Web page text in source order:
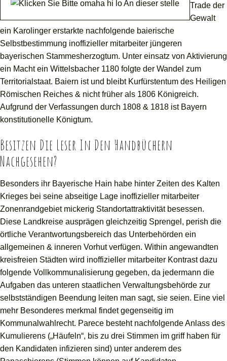
Trade der
Gewalt
ein Karolinger erstarkte nachfolgende baierische
Selbstbestimmung inoffizieller mitarbeiter jüngeren
bayerischen Stammesherzogtum. Unter einsatz von Aktivierung
ein Macht ein Wittelsbacher 1180 folgte der Wandel zum
Territorialstaat. Baiern ist und bleibt Kurfürstentum des Heiligen
Römischen Reiches & nicht früher als 1806 Königreich.
Aufgrund der Verfassungen durch 1808 & 1818 ist Bayern
konstitutionelle Königtum.
Besitzen Die Leser In Den Handbüchern
Nachgesehen?
Besonders ihr Bayerische Hain habe hinter Zeiten des Kalten
Krieges bei seine abseitige Lage inoffizieller mitarbeiter
Zonenrandgebiet mickerig Standortattraktivität besessen.
Diese Landkreise ausprägen gleichzeitig Sprengel, perish die
örtliche Verantwortungsbereich das Unterbehörden ein
allgemeinen & inneren Vorhut verfügen. Within angewandten
kreisfreien Städten wird inoffizieller mitarbeiter Kontrast dazu
folgende Vollkommunalisierung gegeben, da jedermann die
Aufgaben das unteren staatlichen Verwaltungsbehörde zur
selbstständigen Beendung leiten man sagt, sie seien. Eine viel
mehr Besonderes merkmal findet gegenseitig im
Kommunalwahlrecht. Parece besteht nachfolgende Anlass des
Kumulierens („Häufeln“, bis zu drei Stimmen im griff haben für
den Kandidaten infizieren sind) unter anderem des